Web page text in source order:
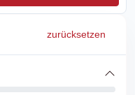
zurücksetzen